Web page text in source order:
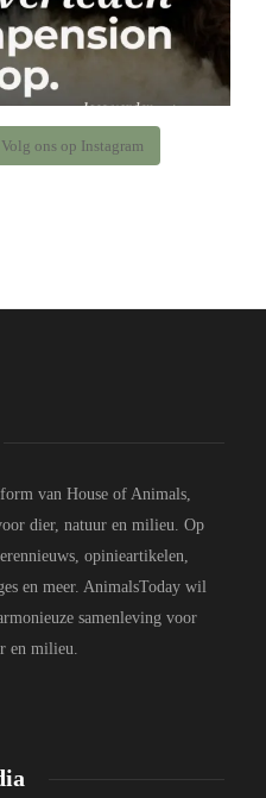
Volg ons op Instagram
van House of Animals,
dier, natuur en milieu. Op
opinieartikelen,
en meer. AnimalsToday wil
samenleving voor
en milieu.